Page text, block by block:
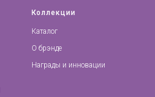
Коллекции
Каталог
О брэнде
Награды и инновации